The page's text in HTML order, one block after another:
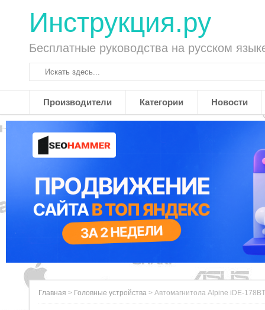
Инструкция.ру
Бесплатные руководства на русском
Производители Категории Новости
Главная > Головные устройства > Автомагнитола Alpine iDE-178BT